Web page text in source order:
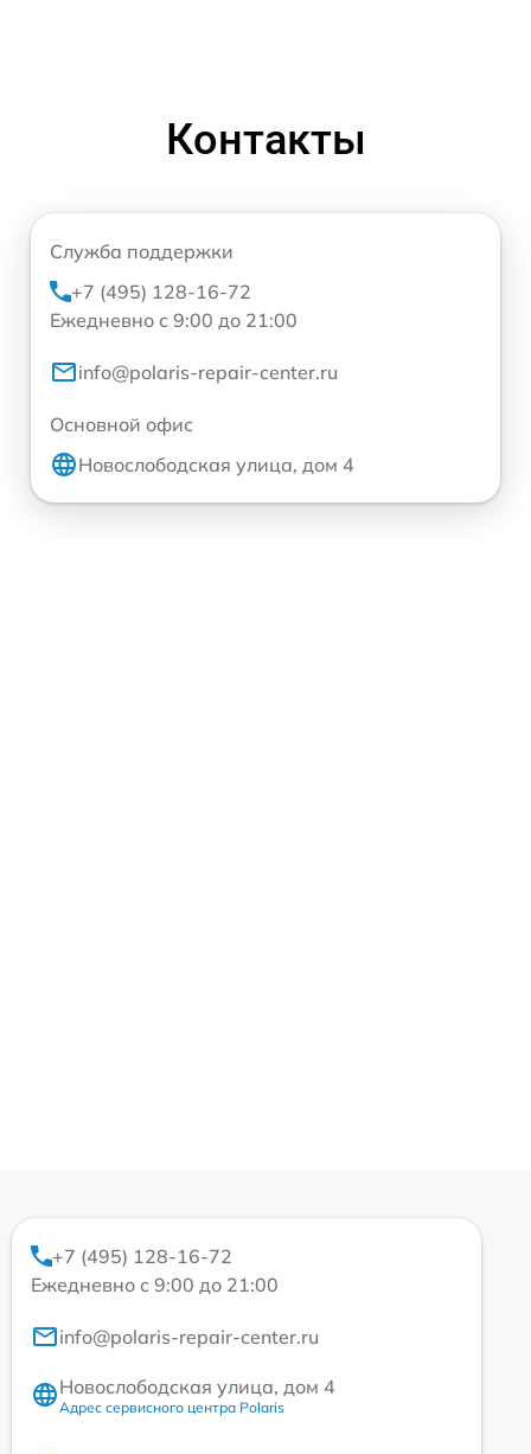
Контакты
Служба поддержки
+7 (495) 128-16-72
Ежедневно с 9:00 до 21:00
info@polaris-repair-center.ru
Основной офис
Новослободская улица, дом 4
+7 (495) 128-16-72
Ежедневно с 9:00 до 21:00
info@polaris-repair-center.ru
Новослободская улица, дом 4
Адрес сервисного центра Polaris